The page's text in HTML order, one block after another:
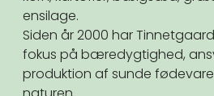
ensilage.
Siden år 2000 har
fokus på bæredygtighed,
produktion af sunde